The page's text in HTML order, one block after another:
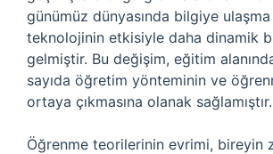
günümüz dünyasında bilgiye
teknolojinin etkisiyle daha dinamik
gelmiştir. Bu değişim, eğitim
sayıda öğretim yönteminin ve
ortaya çıkmasına olanak sağlamıştır.
Öğrenme teorilerinin evrimi, bireyin